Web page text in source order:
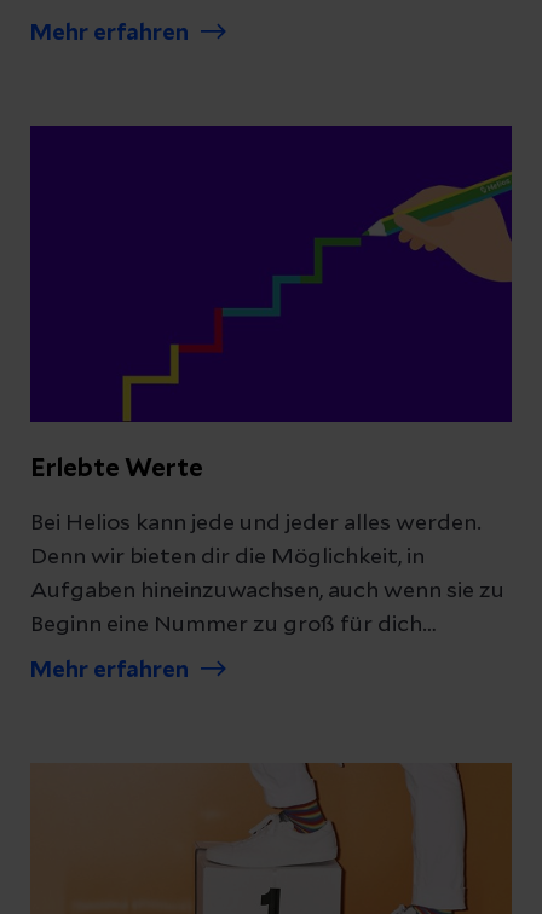
Mehr erfahren
Erlebte Werte
Bei Helios kann jede und jeder alles werden.
Denn wir bieten dir die Möglichkeit, in
Aufgaben hineinzuwachsen, auch wenn sie zu
Beginn eine Nummer zu groß für dich
erscheinen.
Mehr erfahren